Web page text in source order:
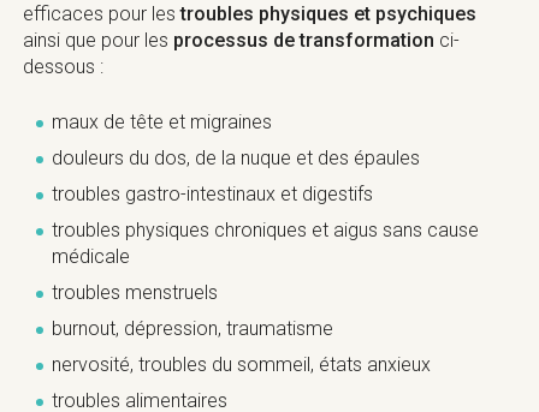
efficaces pour lestroubles physiques et psychiques
ainsi que pour les processus de transformation ci-
dessous :
maux de tête et migraines
douleurs du dos, de la nuque et des épaules
troubles gastro-intestinaux et digestifs
troubles physiques chroniques et aigus sans cause
médicale
troubles menstruels
burnout, dépression, traumatisme
nervosité, troubles du sommeil, états anxieux
troubles alimentaires